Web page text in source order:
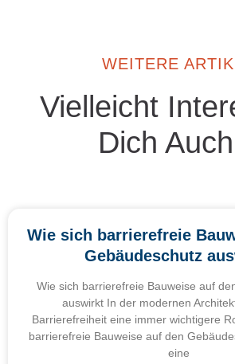
WEITERE
Vielleicht
Dich
Wie sich barrierefreie
Gebäudeschutz
Wie sich barrierefreie Bauweise auf
auswirkt In der modernen
Barrierefreiheit eine immer wichtigere
barrierefreie Bauweise auf den
eine